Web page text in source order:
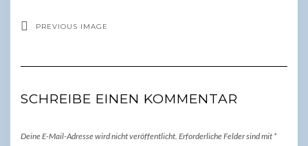
PREVIOUS IMAGE
SCHREIBE EINEN KOMMENTAR
Deine E-Mail-Adresse wird nicht veröffentlicht. Erforderliche Felder sind mit *